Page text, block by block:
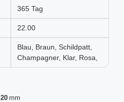
365 Tag
22.00
Blau, Braun, Schildpatt,
Champagner, Klar, Rosa,
20 mm